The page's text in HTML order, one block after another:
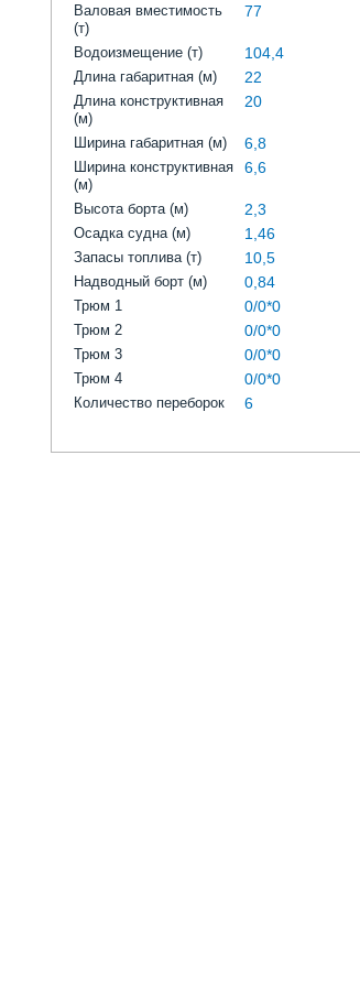
Валовая вместимость
(т)
77
Водоизмещение (т) 104,4
Длина габаритная (м) 22
Длина конструктивная
(м)
20
Ширина габаритная (м) 6,8
Ширина конструктивная
(м)
6,6
Высота борта (м) 2,3
Осадка судна (м) 1,46
Запасы топлива (т) 10,5
Надводный борт (м) 0,84
Трюм 1 0/0*0
Трюм 2 0/0*0
Трюм 3 0/0*0
Трюм 4 0/0*0
Количество переборок 6